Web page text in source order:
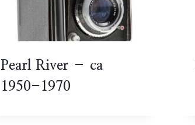
Pearl River – ca
1950-1970